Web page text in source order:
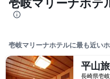
壱岐マリーナホテルに最も近い
平山